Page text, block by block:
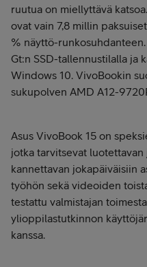
ruutua on miellyttävä
ovat vain 7,8 millin
% näyttö-
Gt:n SSD-tallennustilalla ja
Windows 10. VivoBookin
sukupolven AMD A12-
Asus VivoBook 15 on
jotka tarvitsevat luotettavan
kannettavan jokapäiväisiin
työhön sekä videoiden
testattu valmistajan
ylioppilastutkinnon
kanssa.